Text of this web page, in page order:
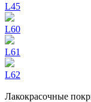
L45
L60
L61
L62
Лакокрасочные